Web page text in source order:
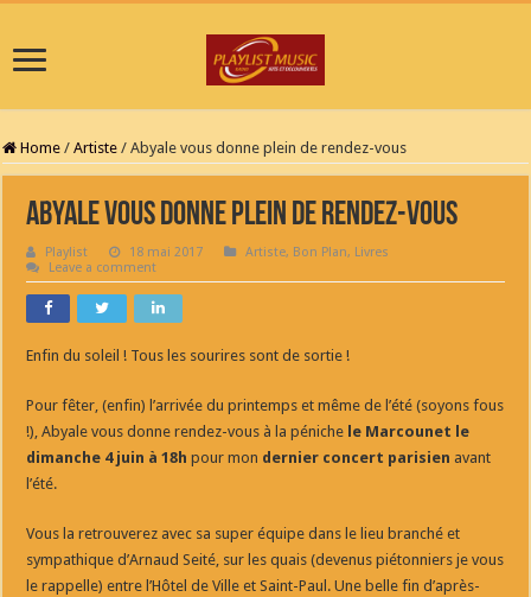
Home / Artiste / Abyale vous donne plein de rendez-vous
Abyale vous donne plein de rendez-vous
Playlist 18 mai 2017 Artiste, Bon Plan, Livres
Leave a comment
Enfin du soleil ! Tous les sourires sont de sortie !
Pour fêter, (enfin) l’arrivée du printemps et même de l’été (soyons fous
!), Abyale vous donne rendez-vous à la péniche le Marcounet le
dimanche 4 juin à 18h pour mon dernier concert parisien avant
l’été.
Vous la retrouverez avec sa super équipe dans le lieu branché et
sympathique d’Arnaud Seité, sur les quais (devenus piétonniers je vous
le rappelle) entre l’Hôtel de Ville et Saint-Paul. Une belle fin d’après-